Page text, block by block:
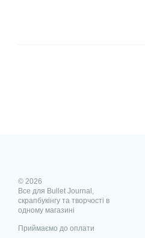
© 2026
Все для Bullet Journal,
скрапбукінгу та творчості в
одному магазині
Приймаємо до оплати